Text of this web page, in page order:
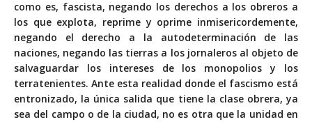
como es, fascista, negando los derechos a los obreros a
los que explota, reprime y oprime inmisericordemente,
negando el derecho a la autodeterminación de las
naciones, negando las tierras a los jornaleros al objeto de
salvaguardar los intereses de los monopolios y los
terratenientes. Ante esta realidad donde el fascismo está
entronizado, la única salida que tiene la clase obrera, ya
sea del campo o de la ciudad, no es otra que la unidad en